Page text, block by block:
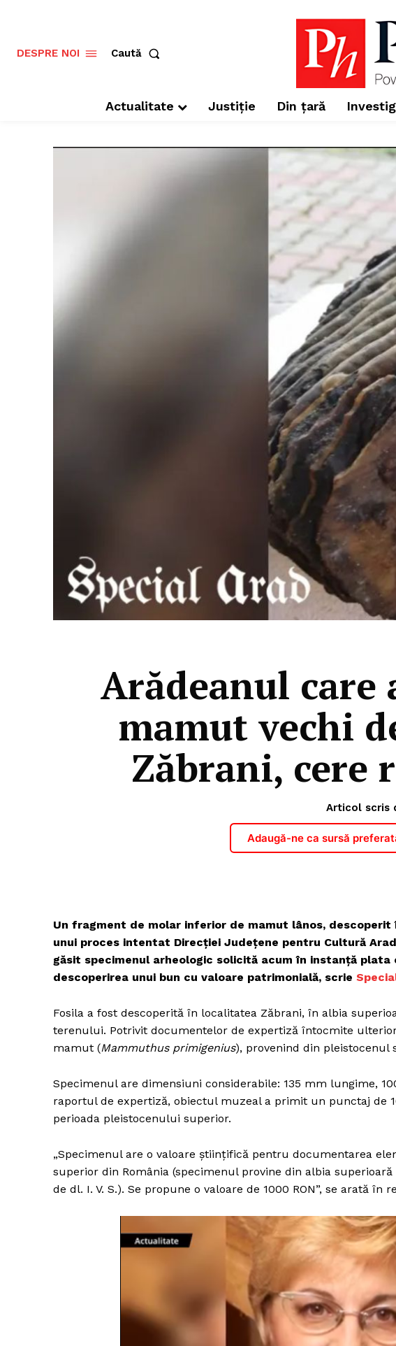
DESPRE NOI Caută
Actualitate Justiție Din țară
Arădeanul care
mamut vechi
Zăbrani, cere
Articol scris
Adaugă-ne ca sursă
Un fragment de molar inferior de mamut lânos,
unui proces intentat Direcției Județene pentru Cultură
găsit specimenul arheologic solicită acum în instanță
descoperirea unui bun cu valoare patrimonială, scrie
Fosila a fost descoperită în localitatea Zăbrani, în albia
terenului. Potrivit documentelor de expertiză întocmite
mamut (Mammuthus primigenius), provenind din pleistocenul
Specimenul are dimensiuni considerabile: 135 mm lungime,
raportul de expertiză, obiectul muzeal a primit un punctaj de
perioada pleistocenului superior.
„Specimenul are o valoare științifică pentru documentarea
superior din România (specimenul provine din albia
de dl. I. V. S.). Se propune o valoare de 1000 RON”, se arată